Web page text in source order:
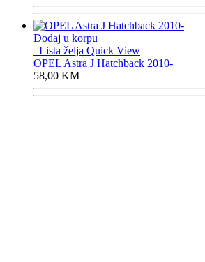
Dodaj u korpu
Lista želja Quick View
OPEL Astra J Hatchback 2010-
58,00 KM